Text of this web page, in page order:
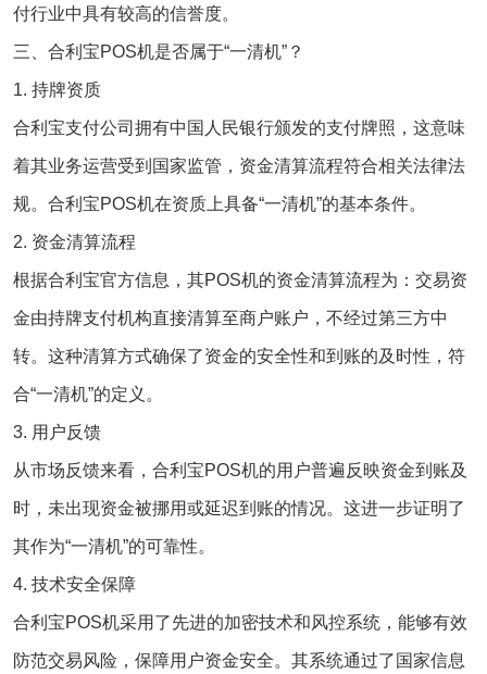
付行业中具有较高的信誉度。
三、合利宝POS机是否属于“一清机”？
1. 持牌资质
合利宝支付公司拥有中国人民银行颁发的支付牌照，这意味
着其业务运营受到国家监管，资金清算流程符合相关法律法
规。合利宝POS机在资质上具备“一清机”的基本条件。
2. 资金清算流程
根据合利宝官方信息，其POS机的资金清算流程为：交易资
金由持牌支付机构直接清算至商户账户，不经过第三方中
转。这种清算方式确保了资金的安全性和到账的及时性，符
合“一清机”的定义。
3. 用户反馈
从市场反馈来看，合利宝POS机的用户普遍反映资金到账及
时，未出现资金被挪用或延迟到账的情况。这进一步证明了
其作为“一清机”的可靠性。
4. 技术安全保障
合利宝POS机采用了先进的加密技术和风控系统，能够有效
防范交易风险，保障用户资金安全。其系统通过了国家信息